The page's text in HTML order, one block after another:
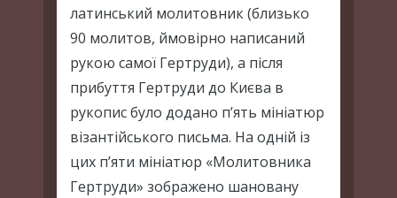
латинський молитовник (близько
90 молитов, ймовірно написаний
рукою самої Гертруди), а після
прибуття Гертруди до Києва в
рукопис було додано п’ять мініатюр
візантійського письма. На одній із
цих п’яти мініатюр «Молитовника
Гертруди» зображено шановану